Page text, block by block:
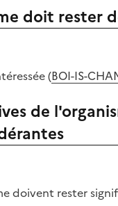
doit rester
(BOI-IS-
de
doivent rester